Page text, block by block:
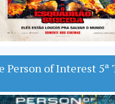
Person of Interest 5ª